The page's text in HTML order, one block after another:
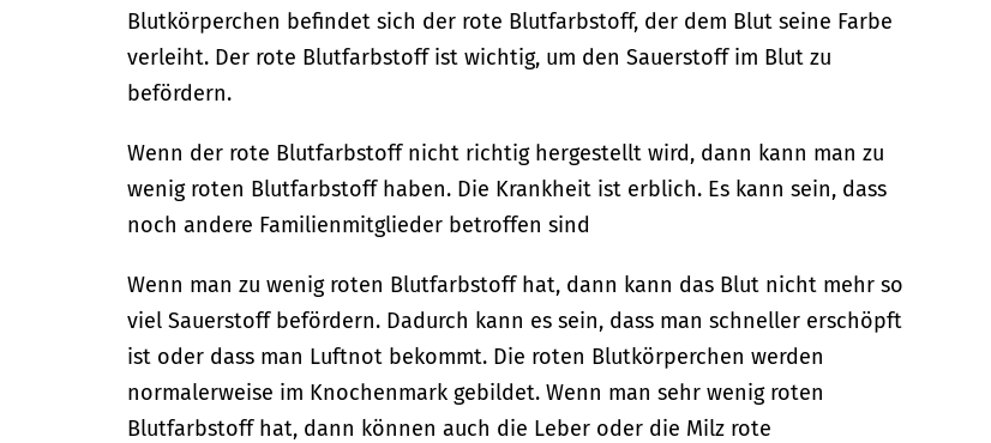
Blutkörperchen befindet sich der rote Blutfarbstoff, der dem Blut seine Farbe
verleiht. Der rote Blutfarbstoff ist wichtig, um den Sauerstoff im Blut zu
befördern.
Wenn der rote Blutfarbstoff nicht richtig hergestellt wird, dann kann man zu
wenig roten Blutfarbstoff haben. Die Krankheit ist erblich. Es kann sein, dass
noch andere Familienmitglieder betroffen sind
Wenn man zu wenig roten Blutfarbstoff hat, dann kann das Blut nicht mehr so
viel Sauerstoff befördern. Dadurch kann es sein, dass man schneller erschöpft
ist oder dass man Luftnot bekommt. Die roten Blutkörperchen werden
normalerweise im Knochenmark gebildet. Wenn man sehr wenig roten
Blutfarbstoff hat, dann können auch die Leber oder die Milz rote